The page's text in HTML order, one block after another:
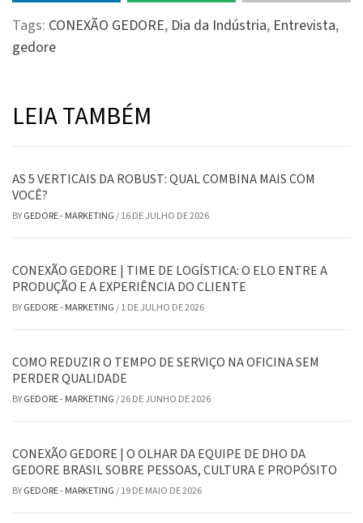
Tags: CONEXÃO GEDORE, Dia da Indústria, Entrevista,
gedore
LEIA TAMBÉM
AS 5 VERTICAIS DA ROBUST: QUAL COMBINA MAIS COM
VOCÊ?
BYGEDORE - MARKETING/16 DE JULHO DE 2026
CONEXÃO GEDORE | TIME DE LOGÍSTICA: O ELO ENTRE A
PRODUÇÃO E A EXPERIÊNCIA DO CLIENTE
BYGEDORE - MARKETING/1 DE JULHO DE 2026
COMO REDUZIR O TEMPO DE SERVIÇO NA OFICINA SEM
PERDER QUALIDADE
BYGEDORE - MARKETING/26 DE JUNHO DE 2026
CONEXÃO GEDORE | O OLHAR DA EQUIPE DE DHO DA
GEDORE BRASIL SOBRE PESSOAS, CULTURA E PROPÓSITO
BYGEDORE - MARKETING/19 DE MAIO DE 2026